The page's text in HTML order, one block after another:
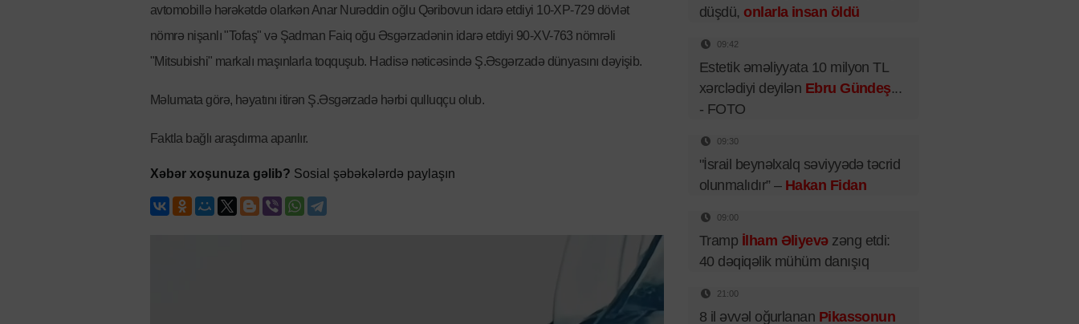
avtomobillə hərəkətdə olarkən Anar Nurəddin oğlu Qəribovun idarə etdiyi 10-XP-729 dövlət
nömrə nişanlı "Tofaş" və Şadman Faiq oğu Əsgərzadənin idarə etdiyi 90-XV-763 nömrəli
"Mitsubishi" markalı maşınlarla toqquşub. Hadisə nəticəsində Ş.Əsgərzadə dünyasını dəyişib.
Məlumata görə, həyatını itirən Ş.Əsgərzadə hərbi qulluqçu olub.
Faktla bağlı araşdırma aparılır.
Xəbər xoşunuza gəlib? Sosial şəbəkələrdə paylaşın
düşdü, onlarla insan öldü
09:42
Estetik əməliyyata 10 milyon TL
xərclədiyi deyilən Ebru Gündeş...
- FOTO
09:30
"İsrail beynəlxalq səviyyədə təcrid
olunmalıdır” – Hakan Fidan
09:00
Tramp İlham Əliyevəzəng etdi:
40 dəqiqəlik mühüm danışıq
21:00
8 il əvvəl oğurlanan Pikassonun